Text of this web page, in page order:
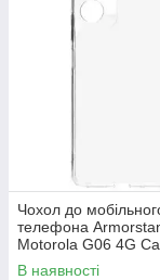
Чохол до
телефона
Motorola G06 4G
cover Clear
В наявності